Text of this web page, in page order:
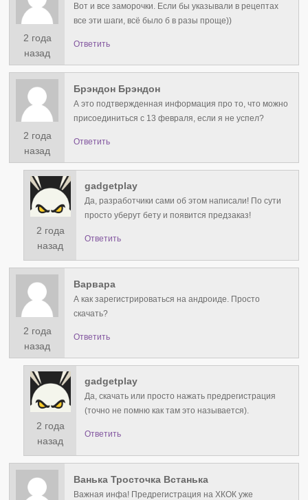
2 года
назад
Вот и все заморочки. Если бы указывали в рецептах
все эти шаги, всё было б в разы проще))
Ответить
2 года
назад
Брэндон Брэндон
А это подтвержденная информация про то, что можно
присоединиться с 13 февраля, если я не успел?
Ответить
2 года
назад
gadgetplay
Да, разработчики сами об этом написали! По сути
просто уберут бету и появится предзаказ!
Ответить
2 года
назад
Варвара
А как зарегистрироваться на андроиде. Просто
скачать?
Ответить
2 года
назад
gadgetplay
Да, скачать или просто нажать предрегистрация
(точно не помню как там это называется).
Ответить
Ванька Тросточка Встанька
Важная инфа! Предрегистрация на ХКОК уже